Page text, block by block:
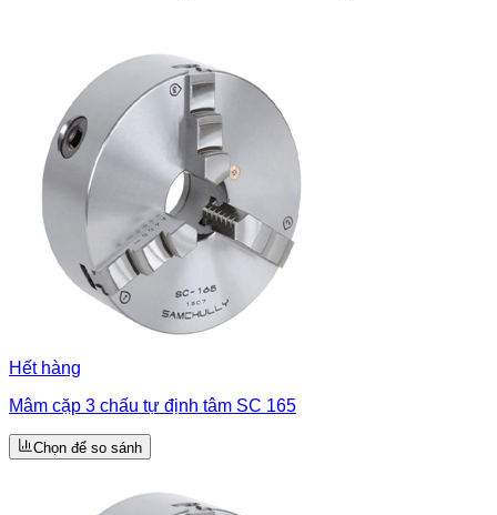
Hết hàng
Mâm cặp 3 chấu tự định tâm SC 165
Chọn để so sánh